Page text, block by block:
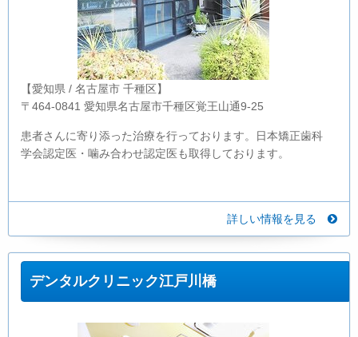
【愛知県 / 名古屋市 千種区】
〒464-0841 愛知県名古屋市千種区覚王山通9-25
患者さんに寄り添った治療を行っております。日本矯正歯科
学会認定医・噛み合わせ認定医も取得しております。
詳しい情報を見る
デンタルクリニック江戸川橋